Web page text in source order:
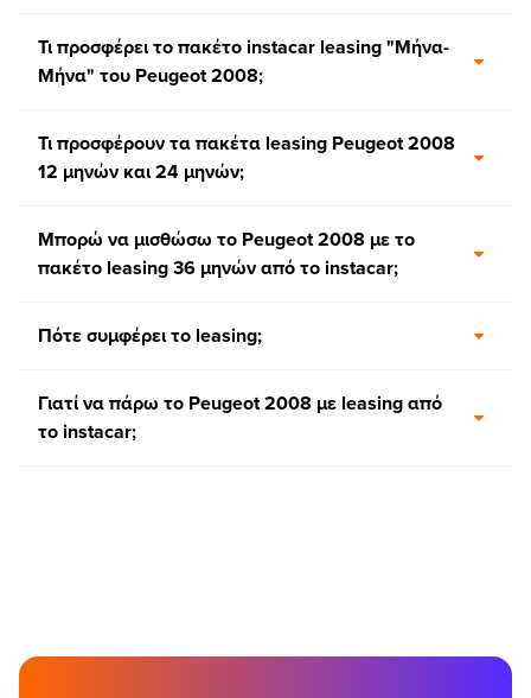
Τι προσφέρει το πακέτο instacar leasing "Μήνα-
Μήνα" του Peugeot 2008;
Τι προσφέρουν τα πακέτα leasing Peugeot 2008
12 μηνών και 24 μηνών;
Μπορώ να μισθώσω το Peugeot 2008 με το
πακέτο leasing 36 μηνών από το instacar;
Πότε συμφέρει το leasing;
Γιατί να πάρω το Peugeot 2008 με leasing από
το instacar;